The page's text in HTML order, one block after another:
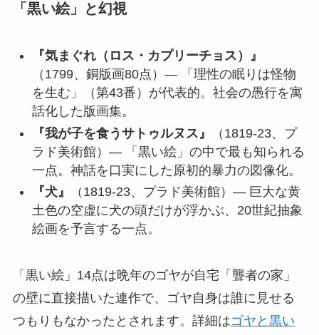
「黒い絵」と幻視
『気まぐれ（ロス・カプリーチョス）』
（1799、銅版画80点）— 「理性の眠りは怪物
を生む」（第43番）が代表的。社会の愚行を寓
話化した版画集。
『我が子を食うサトゥルヌス』
（1819-23、プ
ラド美術館）— 「黒い絵」の中で最も知られる
一点。神話を口実にした原初的暴力の図像化。
『犬』
（1819-23、プラド美術館）— 巨大な黄
土色の空虚に犬の頭だけが浮かぶ、20世紀抽象
絵画を予言する一点。
「黒い絵」14点は晩年のゴヤが自宅「聾者の家」
の壁に直接描いた連作で、ゴヤ自身は誰に見せる
つもりもなかったとされます。詳細はゴヤと黒い